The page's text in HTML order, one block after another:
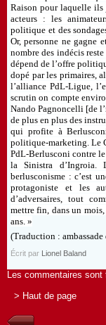
Raison pour laquelle ils
acteurs : les
politique et des
Or, personne ne gagne
nombre des indécis
dépend de l’offre
dopé par les primaires,
l’alliance PdL-Ligue,
scrutin on compte
Nando Pagnoncelli [de
de plus en plus des
qui profite à
politique-marketing. Le
PdL-Berlusconi contre
la Sinistra
berlusconisme : c’est
protagoniste et les
d’adversaires, tout
mettre fin, dans un
ans. »
(Traduction : ambassade
Écrit par Lionel Baland
Les commentaires sont
> Haut de page